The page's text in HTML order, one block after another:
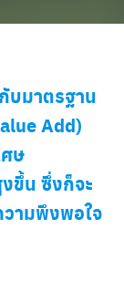
บมาตรฐาน
Add)
ษ
ขึ้น ซึ่งก็จะ
ามพึงพอใจ